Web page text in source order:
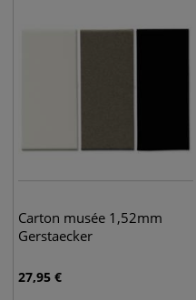
Carton musée 1,52mm
Gerstaecker
27,95 €